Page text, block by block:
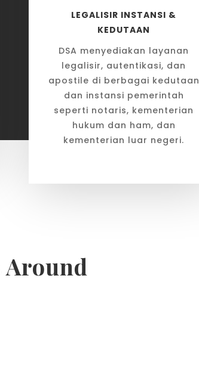
LEGALISIR INSTANSI &
KEDUTAAN
DSA menyediakan layanan
legalisir, autentikasi, dan
apostile di berbagai kedutaan
dan instansi pemerintah
seperti notaris, kementerian
hukum dan ham, dan
kementerian luar negeri.
Around